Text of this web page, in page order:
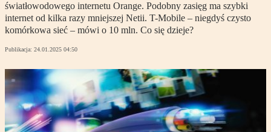
światłowodowego internetu Orange. Podobny zasięg ma szybki
internet od kilka razy mniejszej Netii. T-Mobile – niegdyś czysto
komórkowa sieć – mówi o 10 mln. Co się dzieje?
Publikacja: 24.01.2025 04:50